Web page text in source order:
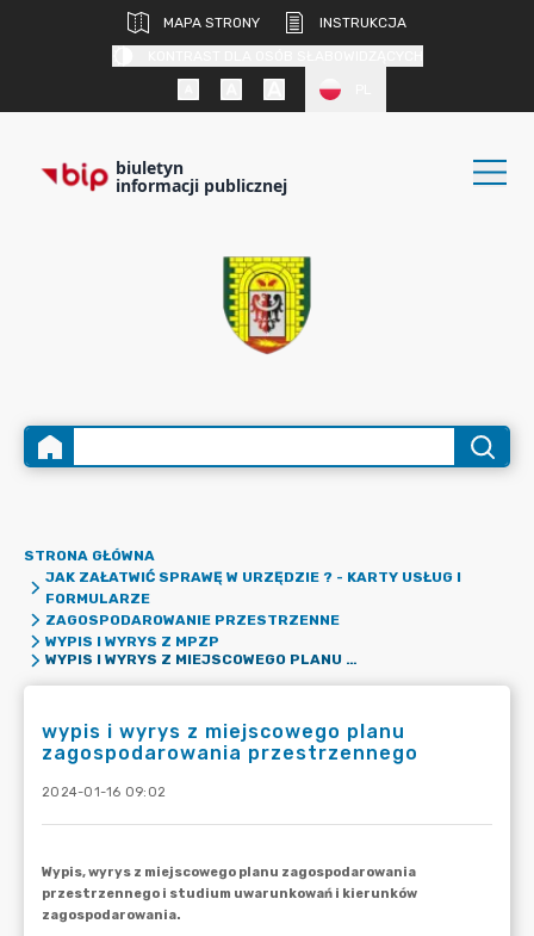
MAPA STRONY
INSTRUKCJA
biuletyn
informacji publicznej
STRONA GŁÓWNA
JAK ZAŁATWIĆ SPRAWĘ W URZĘDZIE ? - KARTY USŁUG I
FORMULARZE
ZAGOSPODAROWANIE PRZESTRZENNE
WYPIS I WYRYS Z MPZP
WYPIS I WYRYS Z MIEJSCOWEGO PLANU ZAGOSPODAROWANIA PRZESTRZENNEGO
wypis i wyrys z miejscowego planu
zagospodarowania przestrzennego
2024-01-16 09:02